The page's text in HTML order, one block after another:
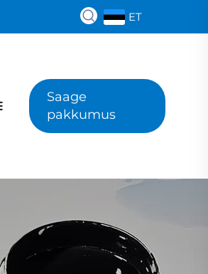
ET
Saage
pakkumus